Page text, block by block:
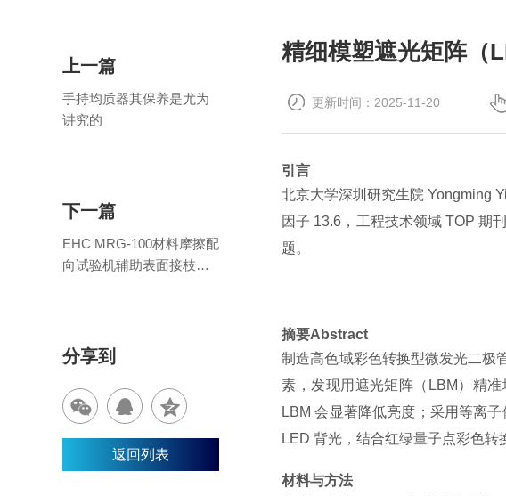
精细模塑遮光矩阵（
更新时间：2025-11-20
引言
北京大学深圳研究生院 Yongming
因子 13.6，工程技术领域 TOP 期
题。
摘要Abstract
制造高色域彩色转换型微发光二极
素，发现用遮光矩阵（LBM）精
LBM 会显著降低亮度；采用等离
LED 背光，结合红绿量子点彩色转
材料与方法
上一篇
手持均质器其保养是尤为
讲究的
下一篇
EHC MRG-100材料摩擦配
向试验机辅助表面接枝
分享到
返回列表